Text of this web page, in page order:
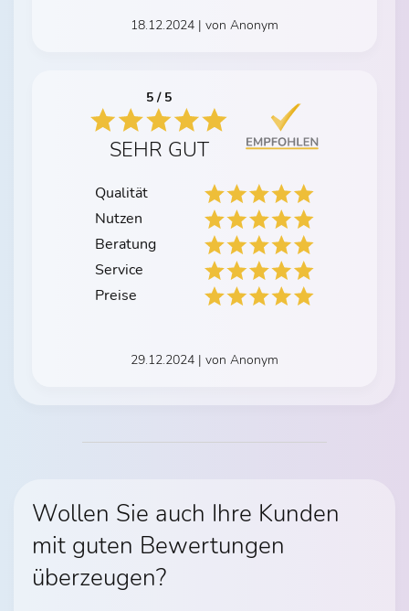
18.12.2024 | von Anonym
5 / 5
SEHR GUT
Qualität
Nutzen
Beratung
Service
Preise
29.12.2024 | von Anonym
Wollen Sie auch Ihre Kunden
mit guten Bewertungen
überzeugen?